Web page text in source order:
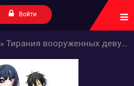
Войти
» Тирания вооруженных девушек